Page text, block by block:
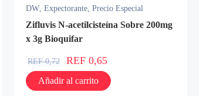
DW, Expectorante, Precio Especial
Zifluvis N-acetilcisteína Sobre 200mg
x 3g Bioquifar
REF0,72 REF 0,65
Añadir al carrito